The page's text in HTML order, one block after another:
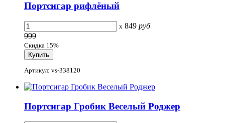
Портсигар рифлёный
x 849 руб
999
Скидка 15%
Артикул: vs-338120
Портсигар Гробик Веселый Роджер